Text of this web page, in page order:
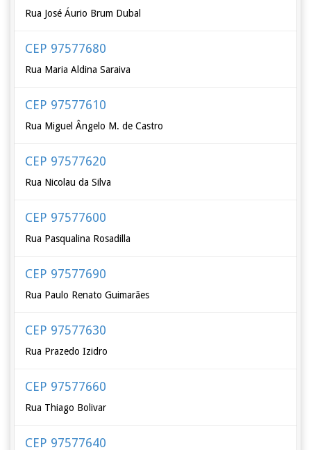
Rua José Áurio Brum Dubal
CEP 97577680
Rua Maria Aldina Saraiva
CEP 97577610
Rua Miguel Ângelo M. de Castro
CEP 97577620
Rua Nicolau da Silva
CEP 97577600
Rua Pasqualina Rosadilla
CEP 97577690
Rua Paulo Renato Guimarães
CEP 97577630
Rua Prazedo Izidro
CEP 97577660
Rua Thiago Bolivar
CEP 97577640